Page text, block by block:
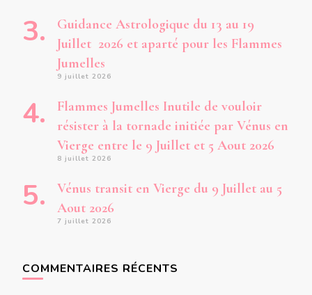
Guidance Astrologique du 13 au 19
Juillet 2026 et aparté pour les Flammes
Jumelles
9 juillet 2026
Flammes Jumelles Inutile de vouloir
résister à la tornade initiée par Vénus en
Vierge entre le 9 Juillet et 5 Aout 2026
8 juillet 2026
Vénus transit en Vierge du 9 Juillet au 5
Aout 2026
7 juillet 2026
COMMENTAIRES RÉCENTS